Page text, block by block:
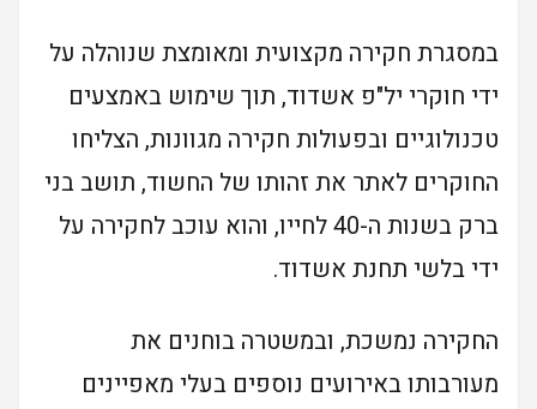
במסגרת חקירה מקצועית ומאומצת שנוהלה על
ידי חוקרי יל"פ אשדוד, תוך שימוש באמצעים
טכנולוגיים ובפעולות חקירה מגוונות, הצליחו
החוקרים לאתר את זהותו של החשוד, תושב בני
ברק בשנות ה-40 לחייו, והוא עוכב לחקירה על
ידי בלשי תחנת אשדוד.
החקירה נמשכת, ובמשטרה בוחנים את
מעורבותו באירועים נוספים בעלי מאפיינים